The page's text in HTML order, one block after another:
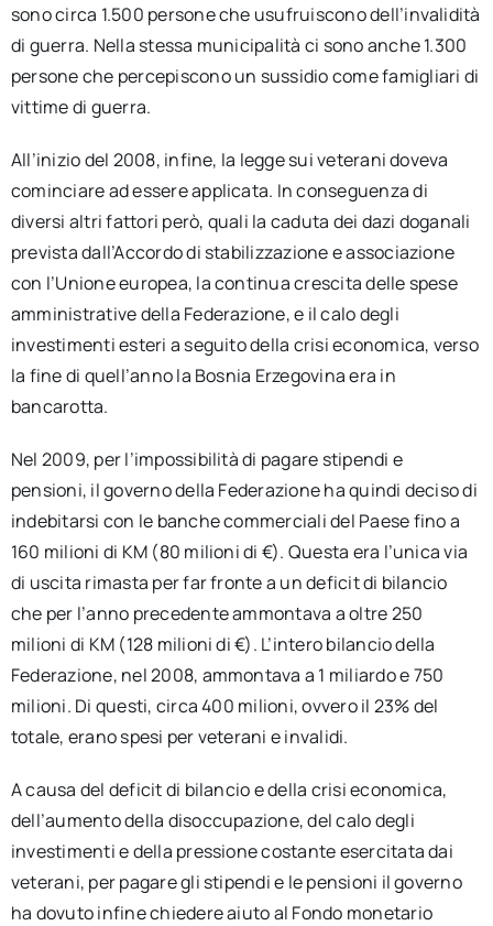
sono circa 1.500 persone che usufruiscono dell’invalidità
di guerra. Nella stessa municipalità ci sono anche 1.300
persone che percepiscono un sussidio come famigliari di
vittime di guerra.
All’inizio del 2008, infine, la legge sui veterani doveva
cominciare ad essere applicata. In conseguenza di
diversi altri fattori però, quali la caduta dei dazi doganali
prevista dall’Accordo di stabilizzazione e associazione
con l’Unione europea, la continua crescita delle spese
amministrative della Federazione, e il calo degli
investimenti esteri a seguito della crisi economica, verso
la fine di quell’anno la Bosnia Erzegovina era in
bancarotta.
Nel 2009, per l’impossibilità di pagare stipendi e
pensioni, il governo della Federazione ha quindi deciso di
indebitarsi con le banche commerciali del Paese fino a
160 milioni di KM (80 milioni di €). Questa era l’unica via
di uscita rimasta per far fronte a un deficit di bilancio
che per l’anno precedente ammontava a oltre 250
milioni di KM (128 milioni di €). L’intero bilancio della
Federazione, nel 2008, ammontava a 1 miliardo e 750
milioni. Di questi, circa 400 milioni, ovvero il 23% del
totale, erano spesi per veterani e invalidi.
A causa del deficit di bilancio e della crisi economica,
dell’aumento della disoccupazione, del calo degli
investimenti e della pressione costante esercitata dai
veterani, per pagare gli stipendi e le pensioni il governo
ha dovuto infine chiedere aiuto al Fondo monetario